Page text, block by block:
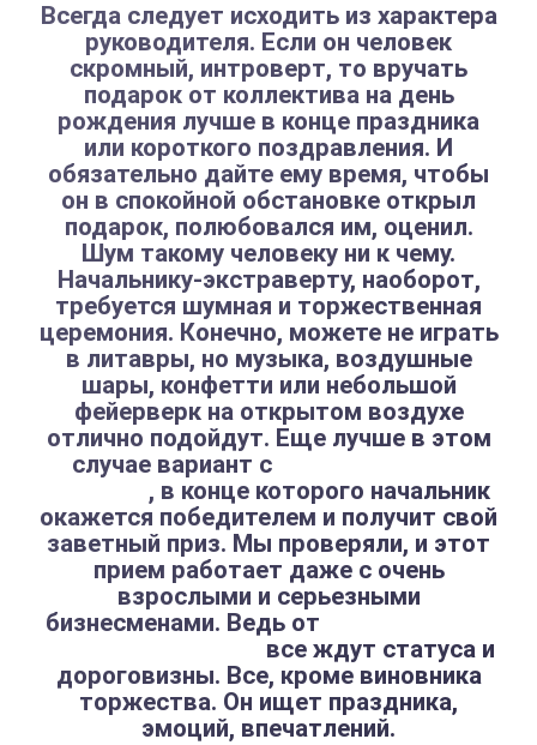
Всегда следует исходить из характера
руководителя. Если он человек
скромный, интроверт, то вручать
подарок от коллектива на день
рождения лучше в конце праздника
или короткого поздравления. И
обязательно дайте ему время, чтобы
он в спокойной обстановке открыл
подарок, полюбовался им, оценил.
Шум такому человеку ни к чему.
Начальнику-экстраверту, наоборот,
требуется шумная и торжественная
церемония. Конечно, можете не играть
в литавры, но музыка, воздушные
шары, конфетти или небольшой
фейерверк на открытом воздухе
отлично подойдут. Еще лучше в этом
случае вариант с
, в конце которого начальник
окажется победителем и получит свой
заветный приз. Мы проверяли, и этот
прием работает даже с очень
взрослыми и серьезными
бизнесменами. Ведь от
все ждут статуса и
дороговизны. Все, кроме виновника
торжества. Он ищет праздника,
эмоций, впечатлений.